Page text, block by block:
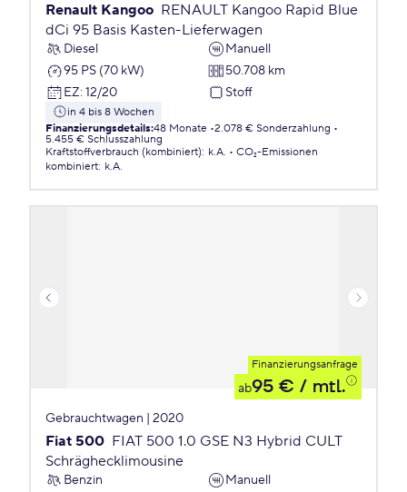
Renault Kangoo RENAULT Kangoo Rapid Blue
dCi 95 Basis Kasten-Lieferwagen
Diesel
Manuell
95 PS (70 kW)
50.708 km
EZ: 12/20 Stoff
in 4 bis 8 Wochen
Finanzierungsdetails:48 Monate 2.078 € Sonderzahlung
5.455 € Schlusszahlung
Kraftstoffverbrauch (kombiniert): k.A.
CO₂-Emissionen
kombiniert: k.A.
Finanzierungsanfrage
ab95 € / mtl.
Gebrauchtwagen | 2020
Fiat 500 FIAT 500 1.0 GSE N3 Hybrid CULT
Schräghecklimousine
Benzin
Manuell